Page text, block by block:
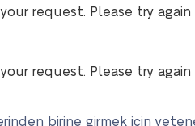
request. Please try
request. Please try
birine girmek için